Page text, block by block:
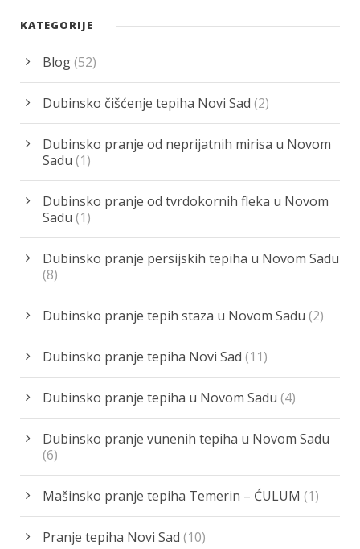
KATEGORIJE
Blog(52)
Dubinsko čišćenje tepiha Novi Sad (2)
Dubinsko pranje od neprijatnih mirisa u Novom
Sadu (1)
Dubinsko pranje od tvrdokornih fleka u Novom
Sadu (1)
Dubinsko pranje persijskih tepiha u Novom Sadu
(8)
Dubinsko pranje tepih staza u Novom Sadu (2)
Dubinsko pranje tepiha Novi Sad (11)
Dubinsko pranje tepiha u Novom Sadu (4)
Dubinsko pranje vunenih tepiha u Novom Sadu
(6)
Mašinsko pranje tepiha Temerin – ĆULUM (1)
Pranje tepiha Novi Sad (10)